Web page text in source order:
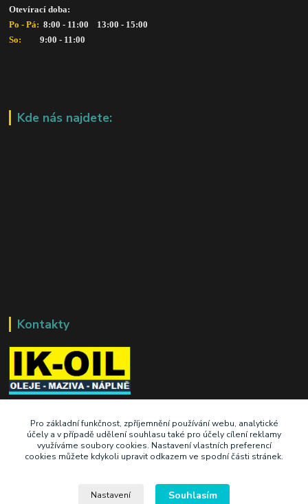
Otevírací doba:
Po - Pá: 8:00 - 11:00    13:00 - 15:00
So:
      9:00 - 11:00
Kde nás najdete:
Kontakty
+420 603 345 409
prodej@ik-oil.cz
Pro základní funkčnost, zpříjemnění používání webu, analytické
účely a v případě udělení souhlasu také pro účely cílení reklamy
využíváme soubory cookies. Nastavení vlastních preferencí
cookies můžete kdykoli upravit odkazem ve spodní části stránek.
Nastavení Souhlasím